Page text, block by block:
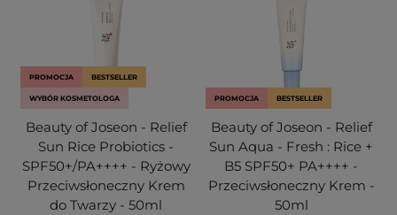
PROMOCJA BESTSELLER
WYBÓR KOSMETOLOGA
Beauty of Joseon - Relief
Sun Rice Probiotics -
SPF50+/PA++++ - Ryżowy
Przeciwsłoneczny Krem
do Twarzy - 50ml
PROMOCJA BESTSELLER
Beauty of Joseon - Relief
Sun Aqua - Fresh : Rice +
B5 SPF50+ PA++++ -
Przeciwsłoneczny Krem -
50ml